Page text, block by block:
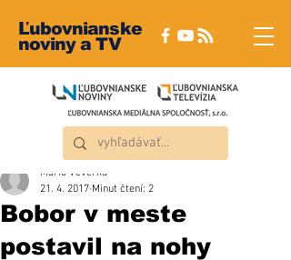
Ľubovnianske
noviny a TV
Bobor v meste
postavil na nohy
Mário Veverka
21. 4. 2017 Minut čtení: 2